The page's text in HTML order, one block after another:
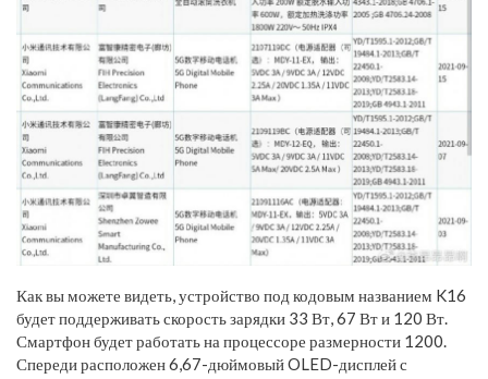
Как вы можете видеть, устройство под кодовым названием K16
будет поддерживать скорость зарядки 33 Вт, 67 Вт и 120 Вт.
Смартфон будет работать на процессоре размерности 1200.
Спереди расположен 6,67-дюймовый OLED-дисплей с